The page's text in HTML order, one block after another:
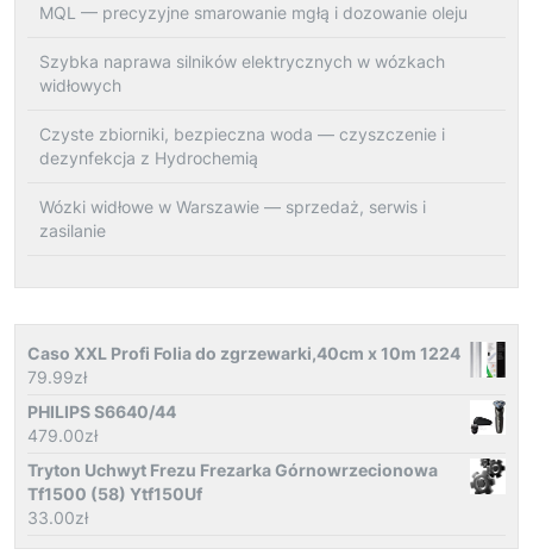
MQL — precyzyjne smarowanie mgłą i dozowanie oleju
Szybka naprawa silników elektrycznych w wózkach
widłowych
Czyste zbiorniki, bezpieczna woda — czyszczenie i
dezynfekcja z Hydrochemią
Wózki widłowe w Warszawie — sprzedaż, serwis i
zasilanie
Caso XXL Profi Folia do zgrzewarki,40cm x 10m 1224
79.99zł
PHILIPS S6640/44
479.00zł
Tryton Uchwyt Frezu Frezarka Górnowrzecionowa
Tf1500 (58) Ytf150Uf
33.00zł